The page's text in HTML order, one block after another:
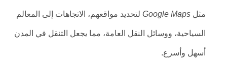
مثل Google Mapsلتحديد مواقعهم، الاتجاهات إلى المعالم
السياحية، ووسائل النقل العامة، مما يجعل التنقل في المدن
أسهل وأسرع.